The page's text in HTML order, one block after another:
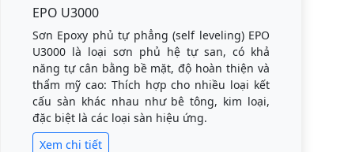
EPO U3000
Sơn Epoxy phủ tự phẳng (self leveling) EPO
U3000 là loại sơn phủ hệ tự san, có khả
năng tự cân bằng bề mặt, độ hoàn thiện và
thẩm mỹ cao: Thích hợp cho nhiều loại kết
cấu sàn khác nhau như bê tông, kim loại,
đặc biệt là các loại sàn hiệu ứng.
Xem chi tiết